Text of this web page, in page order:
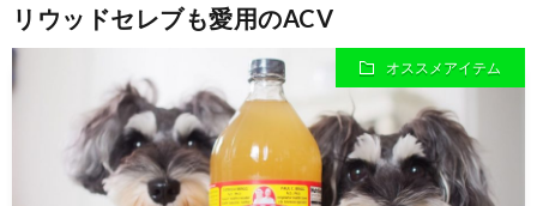
野
キ
リウッドセレブも愛用のACV
オススメアイテム